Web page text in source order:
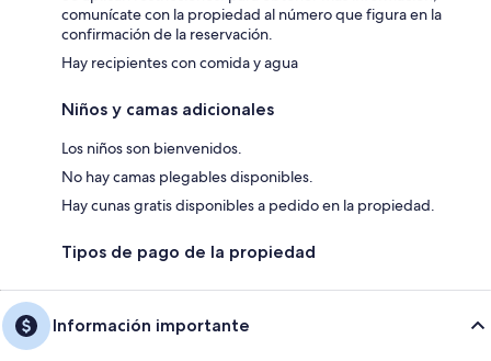
comunícate con la propiedad al número que figura en la
confirmación de la reservación.
Hay recipientes con comida y agua
Niños y camas adicionales
Los niños son bienvenidos.
No hay camas plegables disponibles.
Hay cunas gratis disponibles a pedido en la propiedad.
Tipos de pago de la propiedad
Información importante